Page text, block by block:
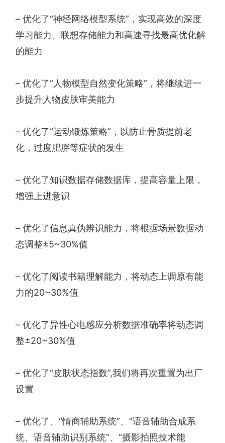
– 优化了“神经网络模型系统”，实现高效的深度
学习能力、联想存储能力和高速寻找最高优化解
的能力
– 优化了“人物模型自然变化策略”，将继续进一
步提升人物皮肤审美能力
– 优化了“运动锻炼策略”，以防止骨质提前老
化，过度肥胖等症状的发生
– 优化了知识数据存储数据库，提高容量上限，
增强上进意识
– 优化了信息真伪辨识能力，将根据场景数据动
态调整±5~30%值
– 优化了阅读书籍理解能力，将动态上调原有能
力的20~30%值
– 优化了异性心电感应分析数据准确率将动态调
整±20~30%值
– 优化了“皮肤状态指数”,我们将再次重置为出厂
设置
– 优化了、“情商辅助系统”、“语音辅助合成系
统、语音辅助识别系统”、“摄影拍照技术能